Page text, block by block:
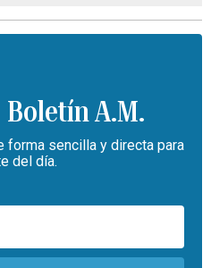
Boletín A.M.
forma sencilla y directa para
del día.